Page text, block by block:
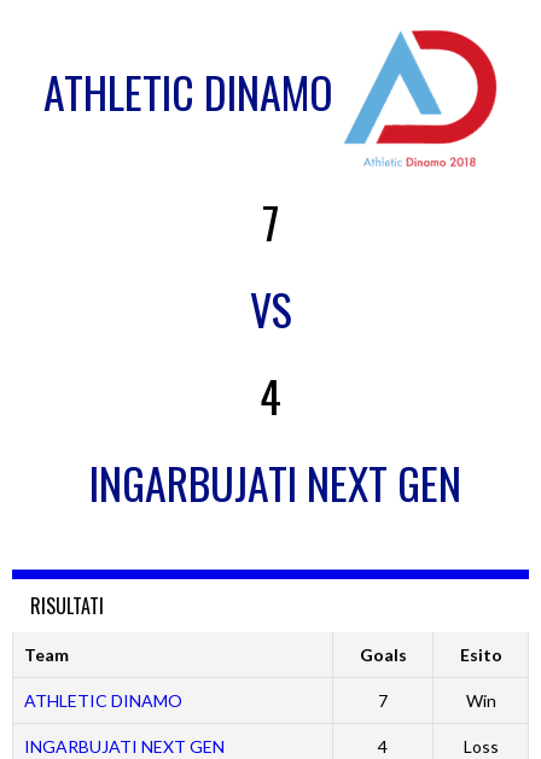
ATHLETIC DINAMO
7
VS
4
INGARBUJATI NEXT GEN
RISULTATI
Team Goals Esito
ATHLETIC DINAMO 7 Win
INGARBUJATI NEXT GEN 4 Loss